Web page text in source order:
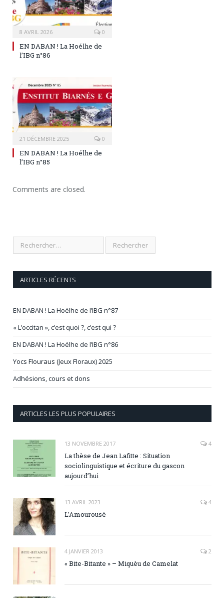
8 AVRIL 2026 0
EN DABAN ! La Hoélhe de
l’IBG n°86
21 DÉCEMBRE 2025 0
EN DABAN ! La Hoélhe de
l’IBG n°85
Comments are closed.
ARTICLES RÉCENTS
EN DABAN ! La Hoélhe de l’IBG n°87
« L’occitan », c’est quoi ?, c’est qui ?
EN DABAN ! La Hoélhe de l’IBG n°86
Yocs Flouraus (Jeux Floraux) 2025
Adhésions, cours et dons
ARTICLES LES PLUS POPULAIRES
13 NOVEMBRE 2017 4
La thèse de Jean Lafitte : Situation
sociolinguistique et écriture du gascon
aujourd’hui
13 AVRIL 2023 4
L’Amourousè
4 JANVIER 2013 2
« Bite-Bitante » – Miquèu de Camelat